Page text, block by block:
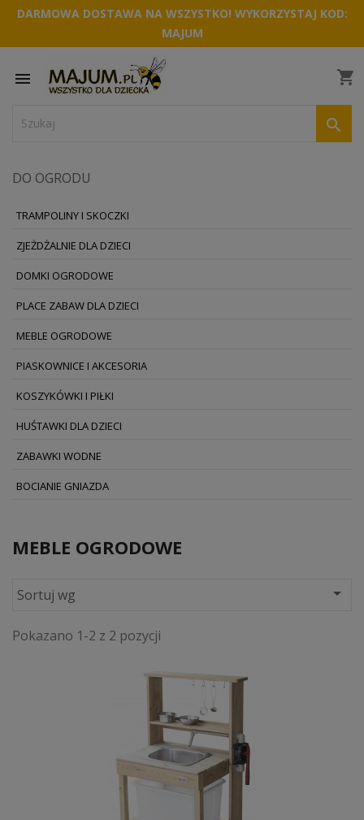
DARMOWA DOSTAWA NA WSZYSTKO! WYKORZYSTAJ KOD:
MAJUM
 shopping_cart

DO OGRODU
TRAMPOLINY I SKOCZKI
ZJEŻDŻALNIE DLA DZIECI
DOMKI OGRODOWE
PLACE ZABAW DLA DZIECI
MEBLE OGRODOWE
PIASKOWNICE I AKCESORIA
KOSZYKÓWKI I PIŁKI
HUŚTAWKI DLA DZIECI
ZABAWKI WODNE
BOCIANIE GNIAZDA
MEBLE OGRODOWE
Sortuj wg 
Pokazano 1-2 z 2 pozycji